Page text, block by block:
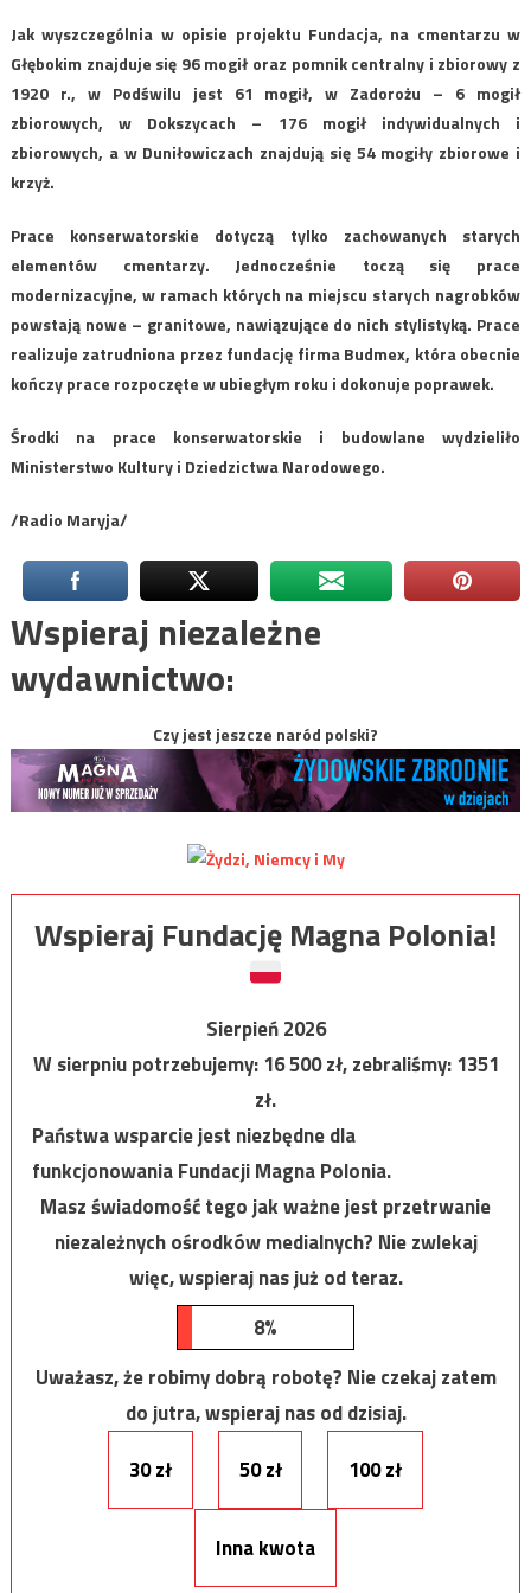
Jak wyszczególnia w opisie projektu Fundacja, na cmentarzu w
Głębokim znajduje się 96 mogił oraz pomnik centralny i zbiorowy z
1920 r., w Podświlu jest 61 mogił, w Zadorożu – 6 mogił
zbiorowych, w Dokszycach – 176 mogił indywidualnych i
zbiorowych, a w Duniłowiczach znajdują się 54 mogiły zbiorowe i
krzyż.
Prace konserwatorskie dotyczą tylko zachowanych starych
elementów cmentarzy. Jednocześnie toczą się prace
modernizacyjne, w ramach których na miejscu starych nagrobków
powstają nowe – granitowe, nawiązujące do nich stylistyką. Prace
realizuje zatrudniona przez fundację firma Budmex, która obecnie
kończy prace rozpoczęte w ubiegłym roku i dokonuje poprawek.
Środki na prace konserwatorskie i budowlane wydzieliło
Ministerstwo Kultury i Dziedzictwa Narodowego.
/Radio Maryja/
Wspieraj niezależne
wydawnictwo:
Czy jest jeszcze naród polski?
Wspieraj Fundację Magna Polonia!
Sierpień 2026
W sierpniu potrzebujemy:16 500zł, zebraliśmy:1351
zł.
Państwa wsparcie jest niezbędne dla
funkcjonowania Fundacji Magna Polonia.
Masz świadomość tego jak ważne jest przetrwanie
niezależnych ośrodków medialnych? Nie zwlekaj
więc, wspieraj nas już od teraz.
8%
Uważasz, że robimy dobrą robotę? Nie czekaj zatem
do jutra, wspieraj nas od dzisiaj.
30 zł
50 zł 100 zł
Inna kwota